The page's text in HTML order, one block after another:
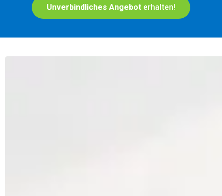
Unverbindliches Angebot erhalten!